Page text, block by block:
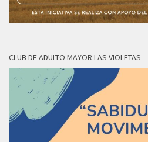
CLUB DE ADULTO MAYOR LAS VIOLETAS